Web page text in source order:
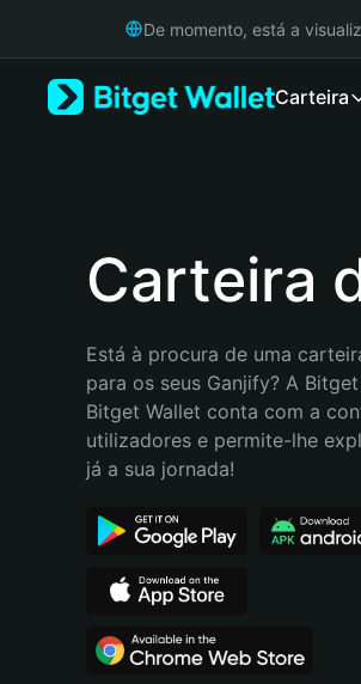
Русский
Bahasa Indonesia
Español (Argentina)
De momento, está a
Carteira
Carteira
Está à procura de uma
para os seus Ganjify? A
Bitget Wallet conta com a
utilizadores e permite-lhe
já a sua jornada!